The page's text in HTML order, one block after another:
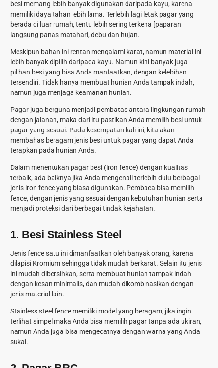
besi memang lebih banyak digunakan daripada kayu, karena
memiliki daya tahan lebih lama. Terlebih lagi letak pagar yang
berada di luar rumah, tentu lebih sering terkena [paparan
langsung panas matahari, debu dan hujan.
Meskipun bahan ini rentan mengalami karat, namun material ini
lebih banyak dipilih daripada kayu. Namun kini banyak juga
pilihan besi yang bisa Anda manfaatkan, dengan kelebihan
tersendiri. Tidak hanya membuat hunian Anda tampak indah,
namun juga menjaga keamanan hunian.
Pagar juga berguna menjadi pembatas antara lingkungan rumah
dengan jalanan, maka dari itu pastikan Anda memilih besi untuk
pagar yang sesuai. Pada kesempatan kali ini, kita akan
membahas beragam jenis besi untuk pagar yang dapat Anda
terapkan pada hunian Anda.
Dalam menentukan pagar besi (iron fence) dengan kualitas
terbaik, ada baiknya jika Anda mengenali terlebih dulu berbagai
jenis iron fence yang biasa digunakan. Pembaca bisa memilih
fence, dengan jenis yang sesuai dengan kebutuhan hunian serta
menjadi proteksi dari berbagai tindak kejahatan.
1. Besi Stainless Steel
Jenis fence satu ini dimanfaatkan oleh banyak orang, karena
dilapisi Kromium sehingga tidak mudah berkarat. Selain itu jenis
ini mudah dibersihkan, serta membuat hunian tampak indah
dengan kesan minimalis, dan mudah dikombinasikan dengan
jenis material lain.
Stainless steel fence memiliki model yang beragam, jika ingin
terlihat simpel maka Anda bisa memilih pagar tanpa ada ukiran,
namun Anda juga bisa mengecatnya dengan warna yang Anda
sukai.